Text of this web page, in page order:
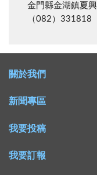
金門縣金湖鎮夏
（082）331818
關於我們
新聞專區
我要投稿
我要訂報